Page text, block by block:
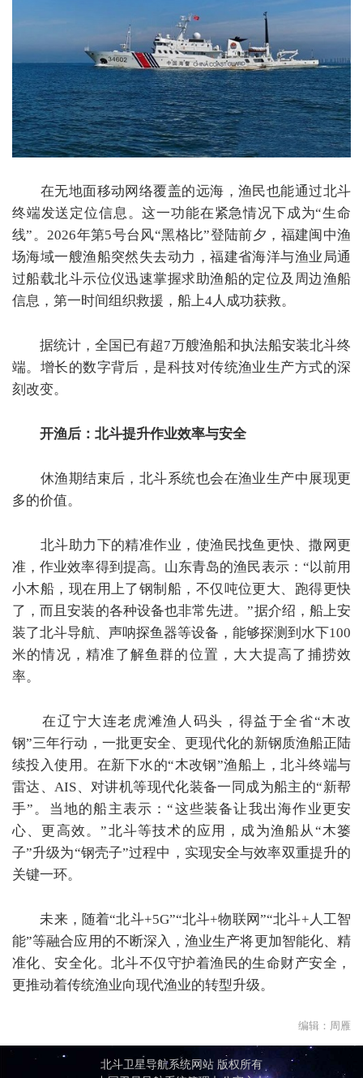
在无地面移动网络覆盖的远海，渔民也能通过北斗
终端发送定位信息。这一功能在紧急情况下成为“生命
线” 。 2026年第5号台风“黑格比”登陆前夕，福建闽中渔
场海域一艘渔船突然失去动力，福建省海洋与渔业局通
过船载北斗示位仪迅速掌握求助渔船的定位及周边渔船
信息，第一时间组织救援，船上4 人成功获救。
据统计，全国已有超7万艘渔船和执法船安装北斗终
端。增长的数字背后，是科技对传统渔业生产方式的深
刻改变。
开渔后：北斗提升作业效率与安全
休渔期结束后，北斗系统也会在渔业生产中展现更
多的价值。
北斗助力下的精准作业，使渔民找鱼更快、撒网更
准，作业效率得到提高。山东青岛的渔民表示： “ 以前用
小木船，现在用上了钢制船，不仅吨位更大、跑得更快
了，而且安装的各种设备也非常先进。”据介绍，船上安
装了北斗导航、声呐探鱼器等设备，能够探测到水下100
米的情况，精准了解鱼群的位置，大大提高了捕捞效
率。
在辽宁大连老虎滩渔人码头，得益于全省“木改
钢”三年行动，一批更安全、更现代化的新钢质渔船正陆
续投入使用。在新下水的“木改钢”渔船上，北斗终端与
雷达、 AIS、对讲机等现代化装备一同成为船主的“新帮
手” 。当地的船主表示：“这些装备让我出海作业更安
心、更高效。”北斗等技术的应用，成为渔船从 “木篓
子”升级为“钢壳子”过程中，实现安全与效率双重提升的
关键一环。
未来，随着“北斗+5G”“北斗+物联网”“北斗+ 人工智
能”等融合应用的不断深入，渔业生产将更加智能化、精
准化、安全化。北斗不仅守护着渔民的生命财产安全，
更推动着传统渔业向现代渔业的转型升级。
编辑：周雁
北斗卫星导航系统网站 版权所有